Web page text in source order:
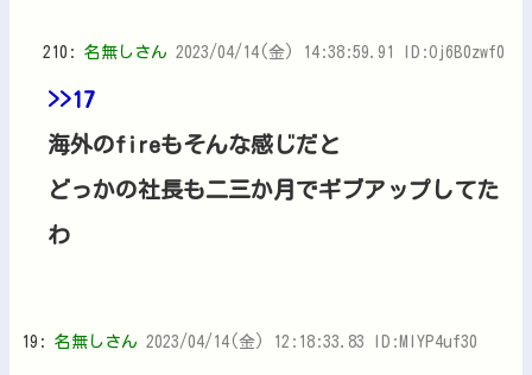
210: 名無しさん 2023/04/14(金) 14:38:59.91 ID:Oj6B0zwf0
>>17
海外のfireもそんな感じだと
どっかの社長も二三か月でギブアップしてた
わ
19: 名無しさん 2023/04/14(金) 12:18:33.83 ID:MIYP4uf30